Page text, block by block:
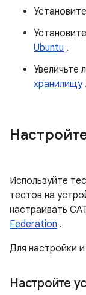
Установите
Ubuntu .
Увеличьте
хранилищу.
Используйте
тестов на
настраивать
Federation .
Для настройки
Настройте